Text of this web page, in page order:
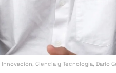
Ciencia y Tecnología, Darío